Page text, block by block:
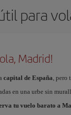
para
Madrid!
capital de España, pero
en una urbe sin
tu vuelo barato a